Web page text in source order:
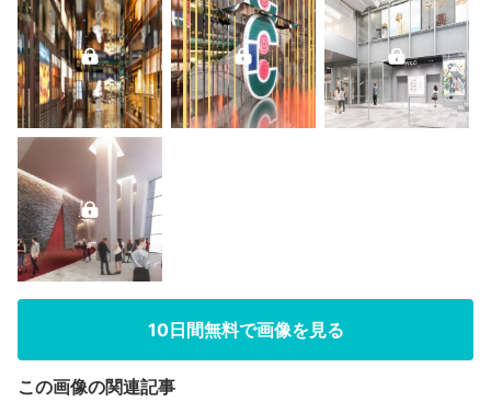
10日間無料で画像を見る
この画像の関連記事